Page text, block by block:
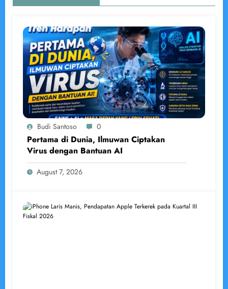
Budi Santoso 0
Pertama di Dunia, Ilmuwan Ciptakan
Virus dengan Bantuan AI
August 7, 2026